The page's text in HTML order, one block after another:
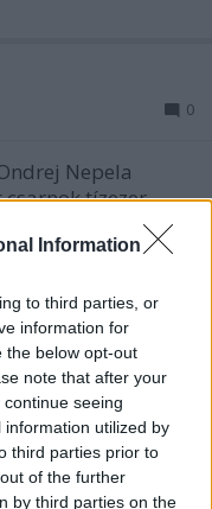
Information
to third parties, or
information for
the below opt-out
note that after your
seeing
utilized by
third parties prior to
of the further
by third parties on the
0
Nepela
tízezer
Cupon még csak
hiszen a munkák